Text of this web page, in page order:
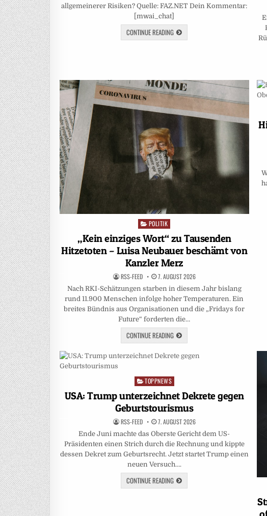
allgemeinerer Risiken? Quelle: FAZ.NET Dein Kommentar:
[mwai_chat]
CONTINUE READING
Posted
in
POLITIK
„Kein einziges Wort“ zu Tausenden
Hitzetoten – Luisa Neubauer beschämt von
Kanzler Merz
RSS-FEED 7. AUGUST 2026
Nach RKI-Schätzungen starben in diesem Jahr bislang
rund 11.900 Menschen infolge hoher Temperaturen. Ein
breites Bündnis aus Organisationen und die „Fridays for
Future“ forderten die…
CONTINUE READING
Posted
TOPPNEWS
USA: Trump unterzeichnet Dekrete gegen
Geburtstourismus
RSS-FEED 7. AUGUST 2026
Ende Juni machte das Oberste Gericht dem US-
Präsidenten einen Strich durch die Rechnung und kippte
dessen Dekret zum Geburtsrecht. Jetzt startet Trump einen
neuen Versuch….
CONTINUE READING